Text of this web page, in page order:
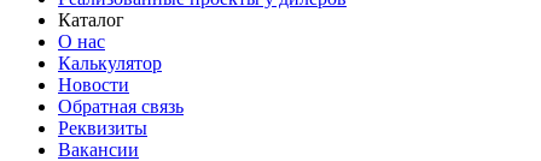
Каталог
О нас
Калькулятор
Новости
Обратная связь
Реквизиты
Вакансии